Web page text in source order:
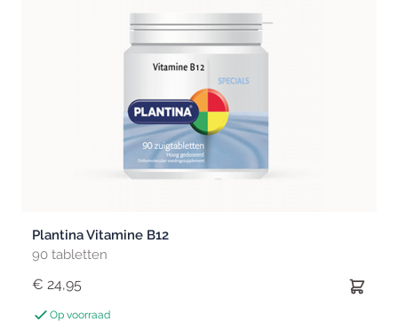
Plantina Vitamine B12
90 tabletten
€ 24,95
Op voorraad